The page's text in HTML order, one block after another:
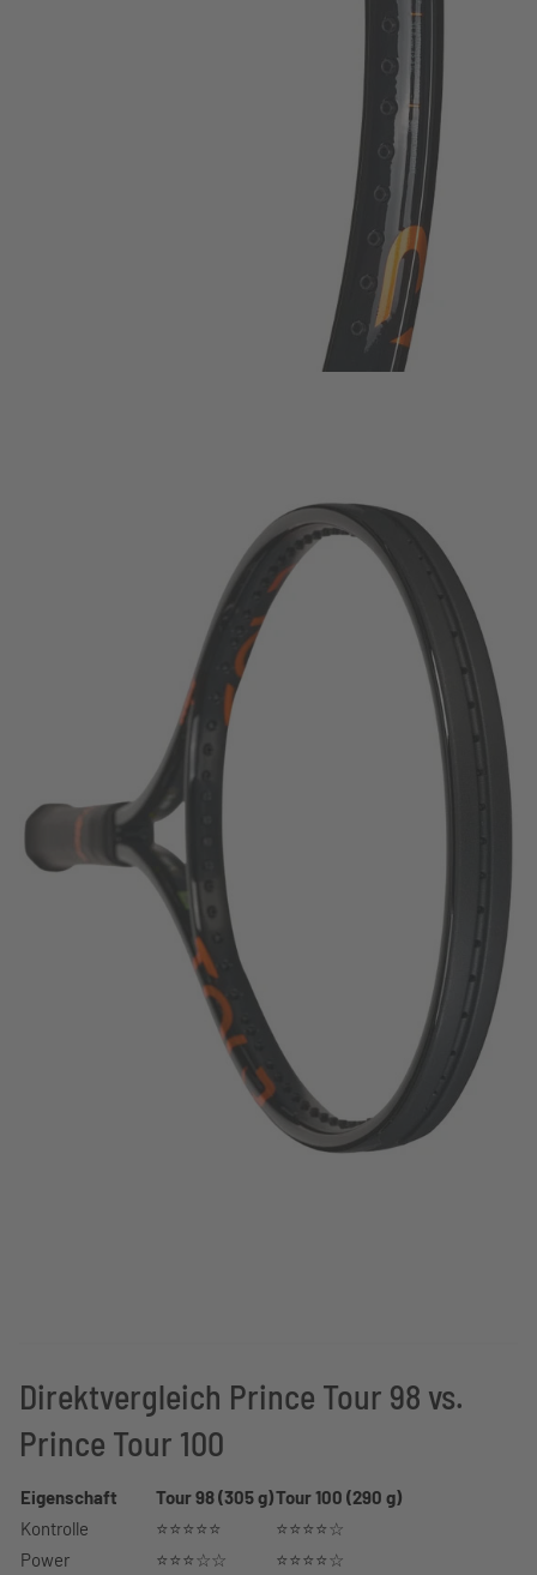
Direktvergleich Prince Tour 98 vs.
Prince Tour 100
Eigenschaft Tour 98 (305 g)Tour 100 (290 g)
Kontrolle
⭐⭐⭐⭐⭐
⭐⭐⭐⭐☆
Power
⭐⭐⭐☆☆
⭐⭐⭐⭐☆